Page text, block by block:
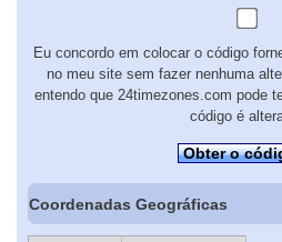
Eu concordo em colocar o código
no meu site sem fazer nenhuma
entendo que 24timezones.com pode
código é
Obter o
Coordenadas Geográficas